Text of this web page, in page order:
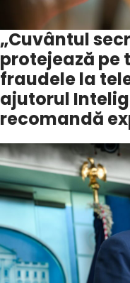
„Cuvântul
protejează pe
fraudele la
ajutorul
recomandă